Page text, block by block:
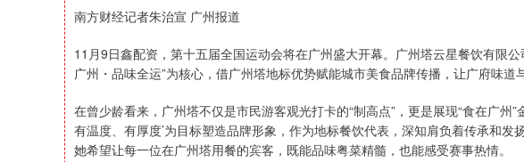
南方财经记者朱治宣 广州报道
11月9日鑫配资，第十五届全国运动会将在广州盛大开幕。广州塔云星餐饮有限
广州・品味全运”为核心，借广州塔地标优势赋能城市美食品牌传播，让广府味道
在曾少龄看来，广州塔不仅是市民游客观光打卡的“制高点”，更是展现“食在广州”
有温度、有厚度’为目标塑造品牌形象，作为地标餐饮代表，深知肩负着传承和发
她希望让每一位在广州塔用餐的宾客，既能品味粤菜精髓，也能感受赛事热情。